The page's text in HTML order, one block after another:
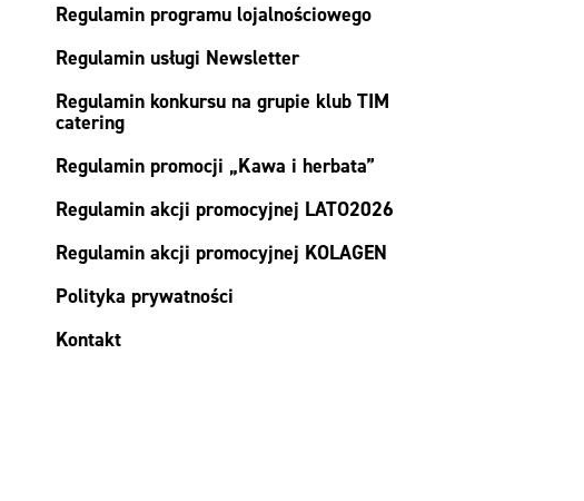
Regulamin programu lojalnościowego
Regulamin usługi Newsletter
Regulamin konkursu na grupie klub TIM
catering
Regulamin promocji „Kawa i herbata”
Regulamin akcji promocyjnej LATO2026
Regulamin akcji promocyjnej KOLAGEN
Polityka prywatności
Kontakt